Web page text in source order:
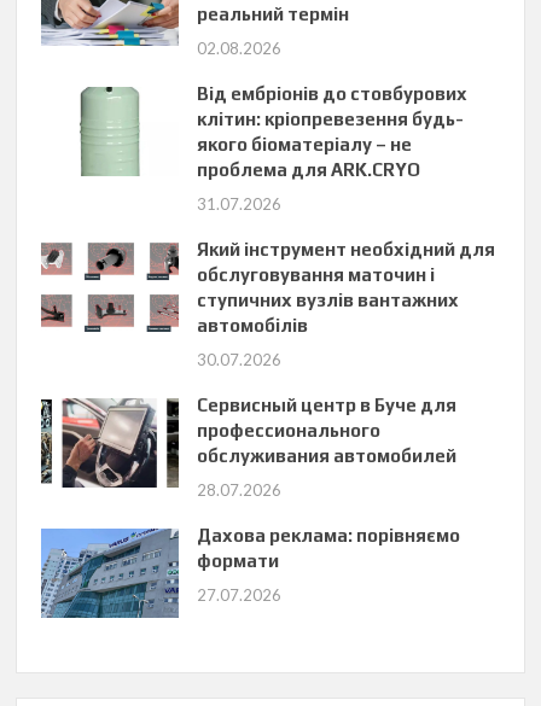
реальний термін
02.08.2026
Від ембріонів до стовбурових
клітин: кріопревезення будь-
якого біоматеріалу – не
проблема для ARK.CRYO
31.07.2026
Який інструмент необхідний для
обслуговування маточин і
ступичних вузлів вантажних
автомобілів
30.07.2026
Сервисный центр в Буче для
профессионального
обслуживания автомобилей
28.07.2026
Дахова реклама: порівняємо
формати
27.07.2026